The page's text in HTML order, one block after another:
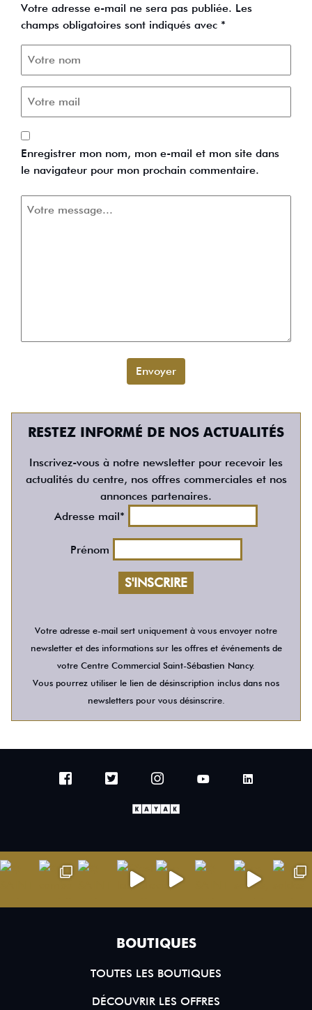
Votre adresse e-mail ne sera pas publiée. Les
champs obligatoires sont indiqués avec *
Enregistrer mon nom, mon e-mail et mon site dans
le navigateur pour mon prochain commentaire.
RESTEZ INFORMÉ DE NOS ACTUALITÉS
Inscrivez-vous à notre newsletter pour recevoir les
actualités du centre, nos offres commerciales et nos
annonces partenaires.
Adresse mail*
Prénom
Votre adresse e-mail sert uniquement à vous envoyer notre
newsletter et des informations sur les offres et événements de
votre Centre Commercial Saint-Sébastien Nancy.
Vous pourrez utiliser le lien de désinscription inclus dans nos
newsletters pour vous désinscrire.
BOUTIQUES
TOUTES LES BOUTIQUES
DÉCOUVRIR LES OFFRES